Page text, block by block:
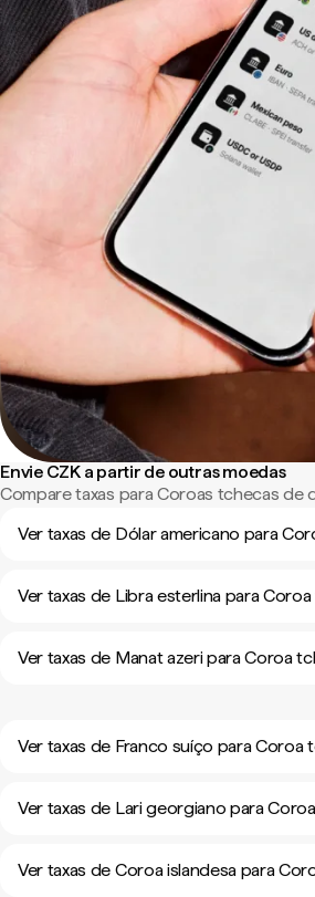
Envie CZK a partir de outras moedas
Compare taxas para Coroas tchecas de
Ver taxas de Dólar americano para
Ver taxas de Libra esterlina para
Ver taxas de Manat azeri para Coroa
Ver taxas de Franco suíço para Coroa
Ver taxas de Lari georgiano para
Ver taxas de Coroa islandesa para